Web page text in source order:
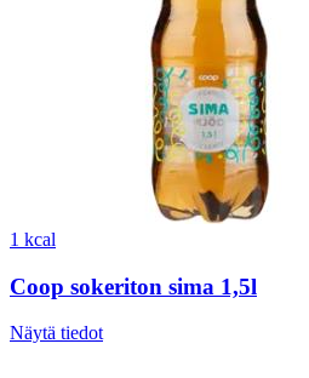
1 kcal
Coop sokeriton sima 1,5l
Näytä tiedot